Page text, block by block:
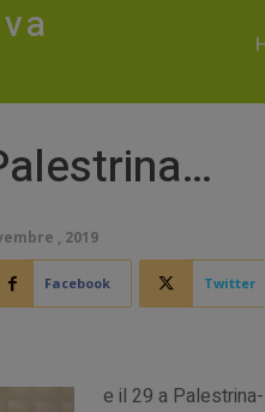
, 2019
Facebook Twitter
e il 29 a